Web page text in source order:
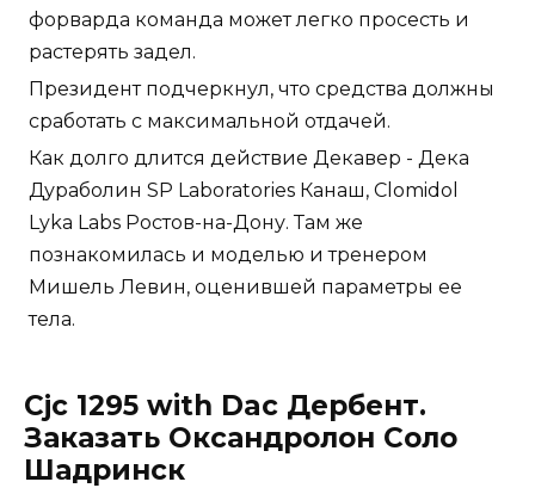
форварда команда может легко просесть и
растерять задел.
Президент подчеркнул, что средства должны
сработать с максимальной отдачей.
Как долго длится действие Декавер - Дека
Дураболин SP Laboratories Канаш, Clomidol
Lyka Labs Ростов-на-Дону. Там же
познакомилась и моделью и тренером
Мишель Левин, оценившей параметры ее
тела.
Cjc 1295 with Dac Дербент.
Заказать Оксандролон Соло
Шадринск